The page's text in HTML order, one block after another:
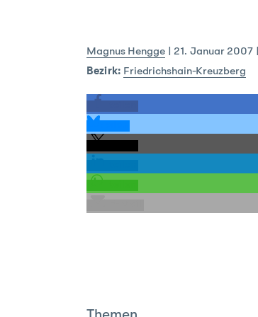
Magnus Hengge| 21. Januar 2007|
Bezirk: Friedrichshain-Kreuzberg